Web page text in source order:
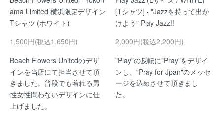
ama Limited 横浜限定デザイン
Tシャツ (ホワイト)
1,500円(税込1,650円)
Beach Flowers Unitedのデザ
インを当店にて担当させて頂
きました。普段でも着れる男
性女性問わないデザインに仕
上げました。
[Tシャツ] - "Jazzを持って出か
けよう" Play Jazz!!
2,000円(税込2,200円)
"Play"の反転に"Pray"をデザイ
ンし、"Pray for Jpan"のメッセ
ージを込めさせて頂きまし
た。